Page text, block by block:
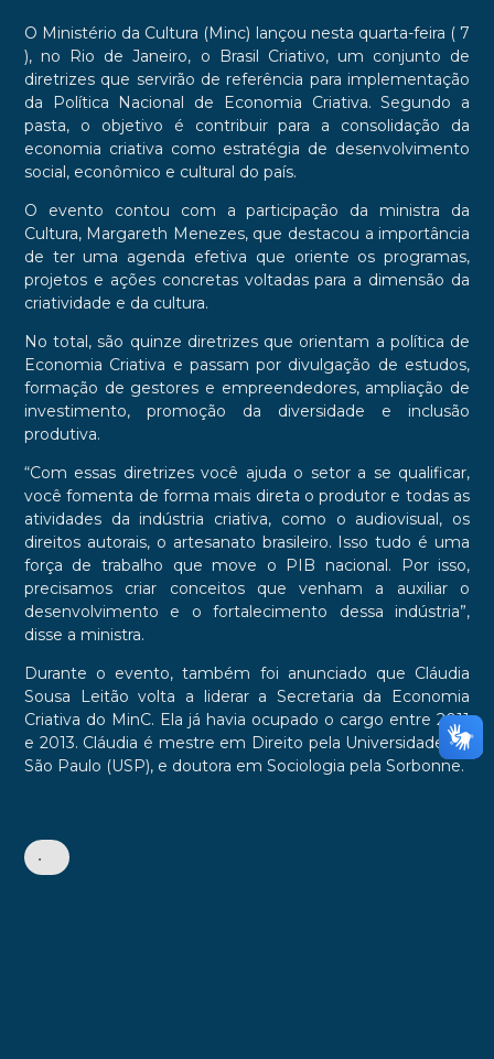
O Ministério da Cultura (Minc) lançou nesta quarta-feira ( 7
), no Rio de Janeiro, o Brasil Criativo, um conjunto de
diretrizes que servirão de referência para implementação
da Política Nacional de Economia Criativa. Segundo a
pasta, o objetivo é contribuir para a consolidação da
economia criativa como estratégia de desenvolvimento
social, econômico e cultural do país.
O evento contou com a participação da ministra da
Cultura, Margareth Menezes, que destacou a importância
de ter uma agenda efetiva que oriente os programas,
projetos e ações concretas voltadas para a dimensão da
criatividade e da cultura.
No total, são quinze diretrizes que orientam a política de
Economia Criativa e passam por divulgação de estudos,
formação de gestores e empreendedores, ampliação de
investimento, promoção da diversidade e inclusão
produtiva.
“Com essas diretrizes você ajuda o setor a se qualificar,
você fomenta de forma mais direta o produtor e todas as
atividades da indústria criativa, como o audiovisual, os
direitos autorais, o artesanato brasileiro. Isso tudo é uma
força de trabalho que move o PIB nacional. Por isso,
precisamos criar conceitos que venham a auxiliar o
desenvolvimento e o fortalecimento dessa indústria”,
disse a ministra.
Durante o evento, também foi anunciado que Cláudia
Sousa Leitão volta a liderar a Secretaria da Economia
Criativa do MinC. Ela já havia ocupado o cargo entre 2011
e 2013. Cláudia é mestre em Direito pela Universidade de
São Paulo (USP), e doutora em Sociologia pela Sorbonne.
•